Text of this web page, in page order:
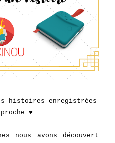
histoires enregistrées
♥
nous avons découvert